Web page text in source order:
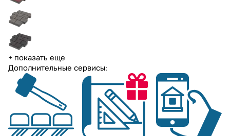
+ показать еще
Дополнительные сервисы: